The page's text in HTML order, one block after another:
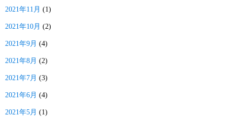
2021年11月 (1)
2021年10月 (2)
2021年9月 (4)
2021年8月 (2)
2021年7月 (3)
2021年6月 (4)
2021年5月 (1)